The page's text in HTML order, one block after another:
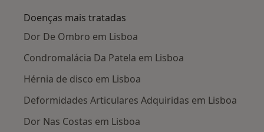
Doenças mais tratadas
Dor De Ombro em Lisboa
Condromalácia Da Patela em Lisboa
Hérnia de disco em Lisboa
Deformidades Articulares Adquiridas em Lisboa
Dor Nas Costas em Lisboa